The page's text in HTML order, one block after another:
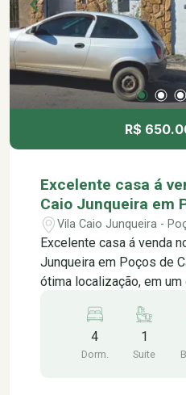
R$
Excelente casa á
Caio Junqueira em
MG.Vila Caio Junqueira -
Excelente casa á venda
Junqueira em Poços de
ótima localização, em
calma, contendo: Casa principal contendo: -03
quartos sendo 01 suíte -
-Cozinha com copa -01
4
Dorm.
1
Suite